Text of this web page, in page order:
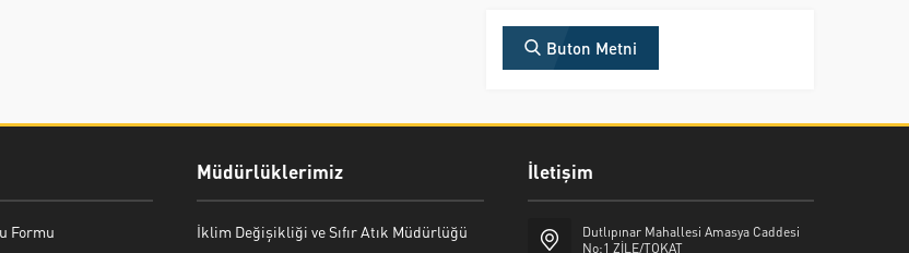
Buton Metni
Formu
Müdürlüklerimiz
İklim Değişikliği ve Sıfır Atık Müdürlüğü
İletişim
Dutlıpınar Mahallesi Amasya Caddesi
No:1 ZİLE/TOKAT